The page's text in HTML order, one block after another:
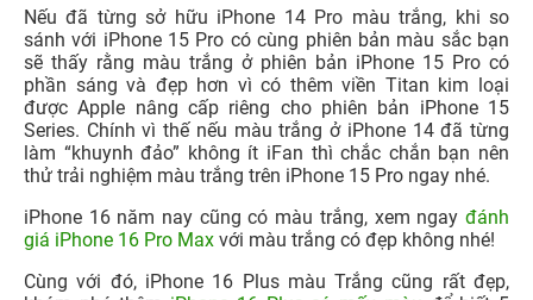
Nếu đã từng sở hữu iPhone 14 Pro màu trắng, khi so
sánh với iPhone 15 Pro có cùng phiên bản màu sắc bạn
sẽ thấy rằng màu trắng ở phiên bản iPhone 15 Pro có
phần sáng và đẹp hơn vì có thêm viền Titan kim loại
được Apple nâng cấp riêng cho phiên bản iPhone 15
Series. Chính vì thế nếu màu trắng ở iPhone 14 đã từng
làm “khuynh đảo” không ít iFan thì chắc chắn bạn nên
thử trải nghiệm màu trắng trên iPhone 15 Pro ngay nhé.
iPhone 16 năm nay cũng có màu trắng, xem ngay đánh
giá iPhone 16 Pro Max với màu trắng có đẹp không nhé!
Cùng với đó, iPhone 16 Plus màu Trắng cũng rất đẹp,